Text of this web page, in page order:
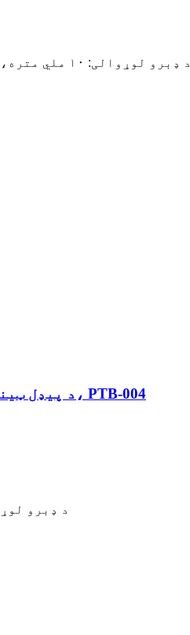
د ډبرو لوړوالی: ۱۰ ملي متره، ۱۲ ملي متره، ۱۵ ملي متره، یا لکه څنګه چې دودیز شوی
د پیډل ټینس کورټ لپاره مسلکي تصدیق شوی مصنوعي ټرف واښه، PTB-004
د ډبرو لوړوالی: ۱۲ ملي متره، ۱۵ ملي